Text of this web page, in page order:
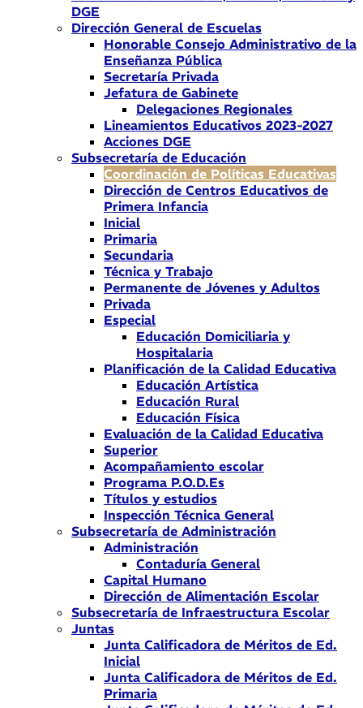
DGE
Dirección General de Escuelas
Honorable Consejo Administrativo de la
Enseñanza Pública
Secretaría Privada
Jefatura de Gabinete
Delegaciones Regionales
Lineamientos Educativos 2023-2027
Acciones DGE
Subsecretaría de Educación
Coordinación de Políticas Educativas
Dirección de Centros Educativos de
Primera Infancia
Inicial
Primaria
Secundaria
Técnica y Trabajo
Permanente de Jóvenes y Adultos
Privada
Especial
Educación Domiciliaria y
Hospitalaria
Planificación de la Calidad Educativa
Educación Artística
Educación Rural
Educación Física
Evaluación de la Calidad Educativa
Superior
Acompañamiento escolar
Programa P.O.D.Es
Títulos y estudios
Inspección Técnica General
Subsecretaría de Administración
Administración
Contaduría General
Capital Humano
Dirección de Alimentación Escolar
Subsecretaría de Infraestructura Escolar
Juntas
Junta Calificadora de Méritos de Ed.
Inicial
Junta Calificadora de Méritos de Ed.
Primaria